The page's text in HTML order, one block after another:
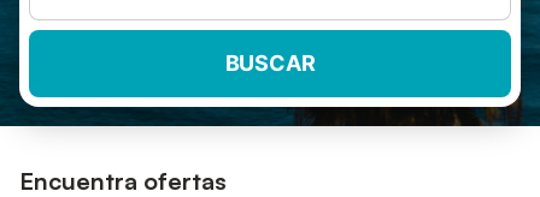
BUSCAR
Encuentra ofertas